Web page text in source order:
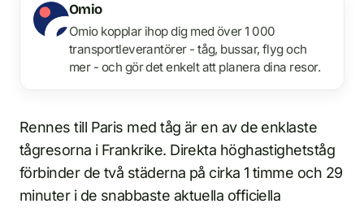
Omio
Omio kopplar ihop dig med över 1 000
transportleverantörer - tåg, bussar, flyg och
mer - och gör det enkelt att planera dina resor.
Rennes till Paris med tåg är en av de enklaste
tågresorna i Frankrike. Direkta höghastighetståg
förbinder de två städerna på cirka 1 timme och 29
minuter i de snabbaste aktuella officiella